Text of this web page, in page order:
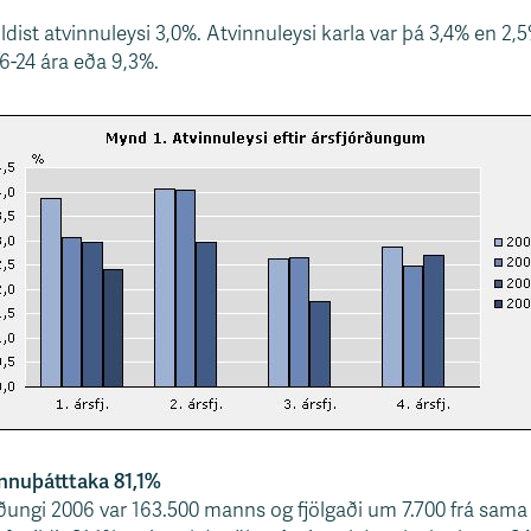
atvinnuleysi 3,0%. Atvinnuleysi karla var þá 3,4% en
24 ára eða 9,3%.
81,1%
2006 var 163.500 manns og fjölgaði um 7.700 frá